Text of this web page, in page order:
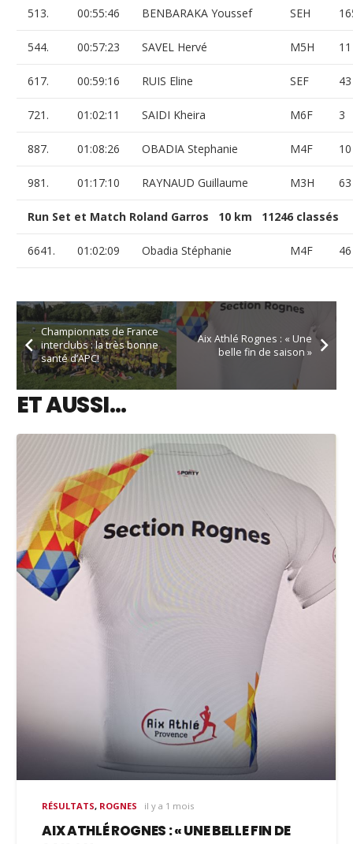
513. 00:55:46 BENBARAKA Youssef SEH
544. 00:57:23 SAVEL Hervé M5H 11
617. 00:59:16 RUIS Eline SEF 43
721. 01:02:11 SAIDI Kheira M6F 3
887. 01:08:26 OBADIA Stephanie M4F 10
981. 01:17:10 RAYNAUD Guillaume M3H 63
Run Set et Match Roland Garros 10 km 11246 classés
6641. 01:02:09 Obadia Stéphanie M4F 46
Championnats de France
interclubs : la très bonne
santé d’APC!
Aix Athlé Rognes : « Une
belle fin de saison »
ET AUSSI…
RÉSULTATS, ROGNES il y a 1 mois
AIX ATHLÉ ROGNES : « UNE BELLE FIN DE